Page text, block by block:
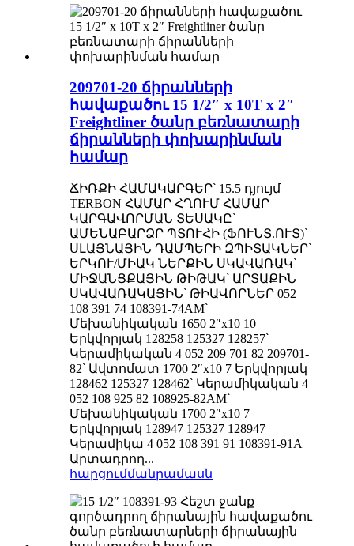
209701-20 ճիրանների
հավաքածու 15 1/2″ x 10T x 2″
Freightliner ծանր բեռնատարի
ճիրանների փոխարինման
համար
ՃԻՌՔԻ ՀԱՄԱԿԱՐԳԵՐ՝ 15.5 դյույմ
TERBON ՀԱՄԱՐ ՀՂՈՒՄ ՀԱՄԱՐ
ԿԱՐԳԱՎՈՐՄԱՆ ՏԵՍԱԿԸ՝
ԱՄԵՆԱԲԱՐՁՐ ՊՏՈՒՀԻ (ՖՈՒՆՏ.ՈՒՏ)՝
ՍԼԱՅՆԱՅԻՆ ԴԱՄՊԵՐԻ ԶՊԻՏԱԿՆԵՐ՝
ԵՐԿՈՒ/ՄԻԱԿ ՆԵՐՔԻՆ ՍԿԱՎԱՌԱԿ՝
ՄԻՋԱՆՑՔԱՅԻՆ ԹԻԹԱԿ՝ ԱՐՏԱՔԻՆ
ՍԿԱՎԱՌԱԿԱՅԻՆ՝ ԹԻԱՎՈՐՆԵՐ 052
108 391 74 108391-74AM՝
Մեխանիկական 1650 2″x10 10
Երկվորյակ 128258 125327 128257՝
Կերամիկական 4 052 209 701 82 209701-
82՝ Ավտոմատ 1700 2″x10 7 Երկվորյակ
128462 125327 128462՝ Կերամիկական 4
052 108 925 82 108925-82AM՝
Մեխանիկական 1700 2″x10 7
Երկվորյակ 128947 125327 128947
Կերամիկա 4 052 108 391 91 108391-91A
Արտադրող...
հարցումմանրամասն